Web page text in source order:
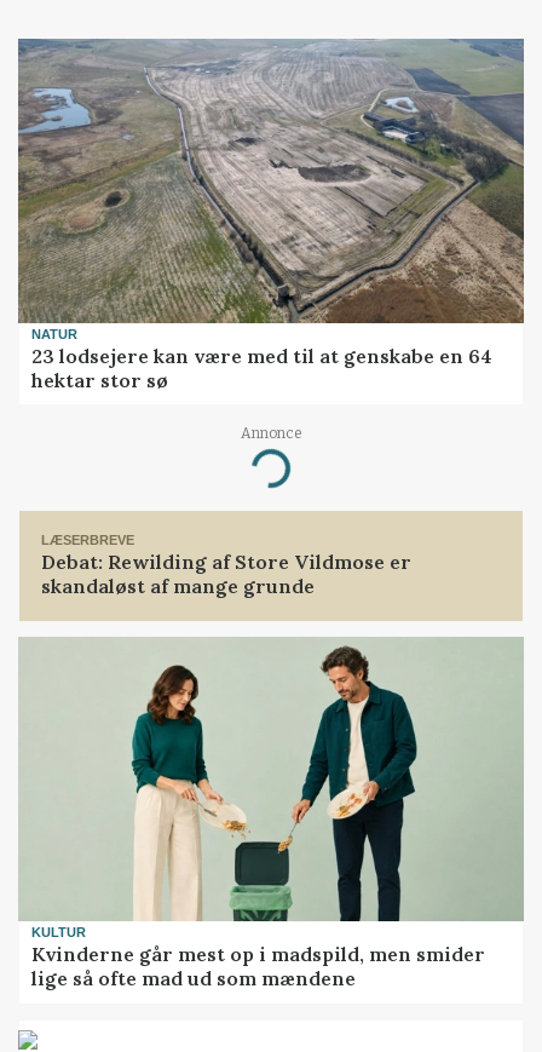
NATUR
23 lodsejere kan være med til at genskabe en 64
hektar stor sø
Annonce
Loading...
LÆSERBREVE
Debat: Rewilding af Store Vildmose er
skandaløst af mange grunde
KULTUR
Kvinderne går mest op i madspild, men smider
lige så ofte mad ud som mændene